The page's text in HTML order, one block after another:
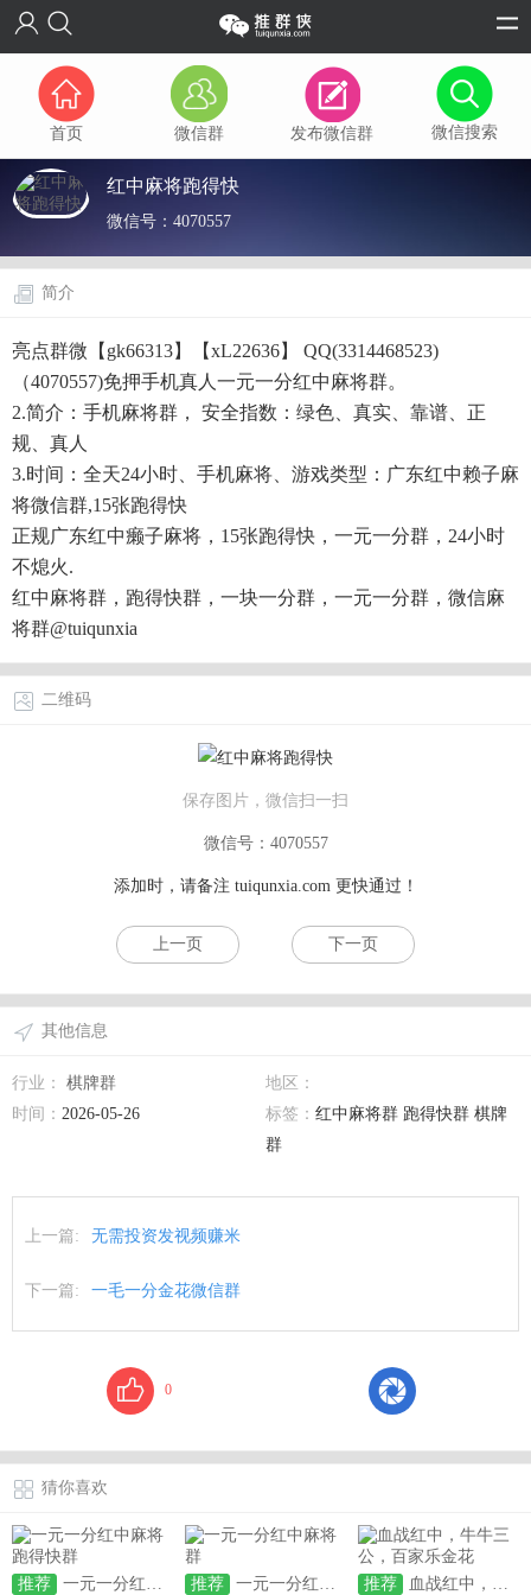
首页 微信群 发布微信群 微信搜索
红中麻将跑得快
微信号： 4070557
简介
亮点群微【gk66313】【xL22636】 QQ(3314468523)
（4070557)免押手机真人一元一分红中麻将群。
2.简介：手机麻将群， 安全指数：绿色、真实、靠谱、正
规、真人
3.时间：全天24小时、手机麻将、游戏类型：广东红中赖子麻
将微信群,15张跑得快
正规广东红中癞子麻将，15张跑得快，一元一分群，24小时
不熄火.
红中麻将群，跑得快群，一块一分群，一元一分群，微信麻
将群@tuiqunxia
二维码
保存图片，微信扫一扫
微信号：4070557
添加时，请备注 tuiqunxia.com更快通过！
上一页 下一页
其他信息
行业： 棋牌群
地区：
时间： 2026-05-26 标签： 红中麻将群 跑得快群 棋牌
群
上一篇: 无需投资发视频赚米
下一篇: 一毛一分金花微信群
0
猜你喜欢
推荐 一元一分红中麻将跑得快群 推荐 一元一分红中麻将群 推荐 血战红中，牛牛三公，百家乐金花